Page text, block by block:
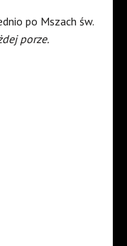
po Mszach św.
porze.